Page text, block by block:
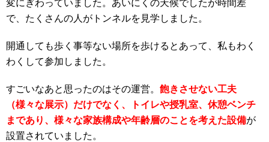
変にぎわっていました。あいにくの天候でしたが時間差
で、たくさんの人がトンネルを見学しました。
開通しても歩く事等ない場所を歩けるとあって、私もわく
わくして参加しました。
すごいなあと思ったのはその運営。 飽きさせない工夫
（様々な展示）だけでなく、トイレや授乳室、休憩ベンチ
まであり、様々な家族構成や年齢層のことを考えた設備が
設置されていました。